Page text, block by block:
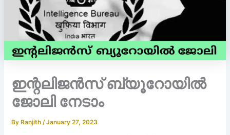
ഇന്റലിജന്‍സ് ബ്യൂറോയില്‍
ജോലി നേടാം
By Ranjith/January 27, 2023